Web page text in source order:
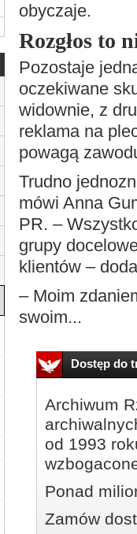
obyczaje.
Rozgłos to
Pozostaje
oczekiwane
widownie, z
reklama na
powagą
Trudno
mówi Anna
PR. –
grupy
klientów –
– Moim
swoim...
Dostęp do
Archiwum
od 1993
Ponad
Zamów